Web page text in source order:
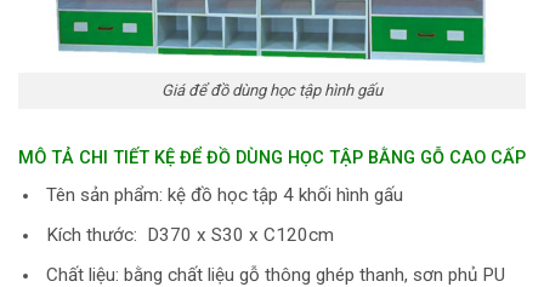
Giá để đồ dùng học tập hình gấu
MÔ TẢ CHI TIẾT KỆ ĐỂ ĐỒ DÙNG HỌC TẬP BẰNG GỖ CAO CẤP
Tên sản phẩm: kệ đồ học tập 4 khối hình gấu
Kích thước: D370 x S30 x C120cm
Chất liệu: bằng chất liệu gỗ thông ghép thanh, sơn phủ PU